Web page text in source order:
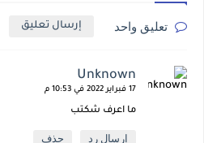
تعليق واحد إرسال تعليق
Unknown
17 فبراير 2022 في 10:53 م
ما اعرف شكتب
إرسال رد حذف